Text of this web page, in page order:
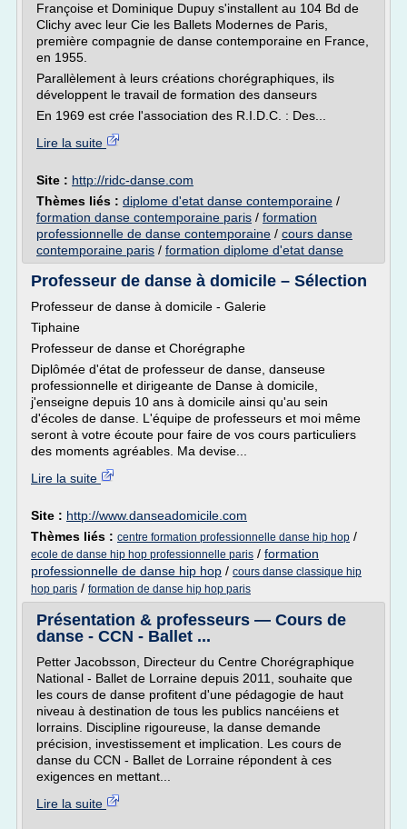
Françoise et Dominique Dupuy s'installent au 104 Bd de
Clichy avec leur Cie les Ballets Modernes de Paris,
première compagnie de danse contemporaine en France,
en 1955.
Parallèlement à leurs créations chorégraphiques, ils
développent le travail de formation des danseurs
En 1969 est crée l'association des R.I.D.C. : Des...
Lire la suite
Site : http://ridc-danse.com
Thèmes liés : diplome d'etat danse contemporaine /
formation danse contemporaine paris / formation
professionnelle de danse contemporaine / cours danse
contemporaine paris / formation diplome d'etat danse
Professeur de danse à domicile – Sélection
Professeur de danse à domicile - Galerie
Tiphaine
Professeur de danse et Chorégraphe
Diplômée d'état de professeur de danse, danseuse
professionnelle et dirigeante de Danse à domicile,
j'enseigne depuis 10 ans à domicile ainsi qu'au sein
d'écoles de danse. L'équipe de professeurs et moi même
seront à votre écoute pour faire de vos cours particuliers
des moments agréables. Ma devise...
Lire la suite
Site : http://www.danseadomicile.com
Thèmes liés : centre formation professionnelle danse hip hop /
ecole de danse hip hop professionnelle paris / formation
professionnelle de danse hip hop / cours danse classique hip
hop paris / formation de danse hip hop paris
Présentation & professeurs — Cours de
danse - CCN - Ballet ...
Petter Jacobsson, Directeur du Centre Chorégraphique
National - Ballet de Lorraine depuis 2011, souhaite que
les cours de danse profitent d'une pédagogie de haut
niveau à destination de tous les publics nancéiens et
lorrains. Discipline rigoureuse, la danse demande
précision, investissement et implication. Les cours de
danse du CCN - Ballet de Lorraine répondent à ces
exigences en mettant...
Lire la suite